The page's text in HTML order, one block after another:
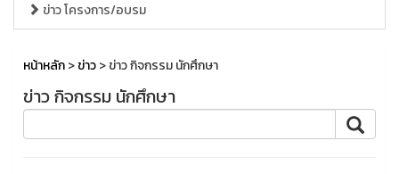
ข่าว โครงการ/อบรม
หน้าหลัก>ข่าว> ข่าว กิจกรรม นักศึกษา
ข่าว กิจกรรม นักศึกษา